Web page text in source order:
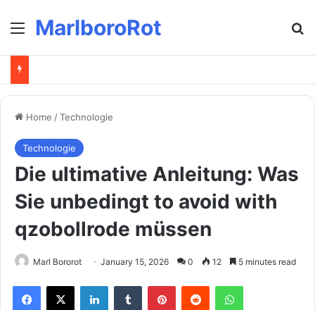
MenuMarlboroRot
Home /Technologie
Technologie
Die ultimative Anleitung: Was
Sie unbedingt to avoid with
qzobollrode müssen
Marl Bororot January 15, 2026 0 12 5 minutes read
Facebook
X LinkedInTumblr PinterestReddit WhatsApp